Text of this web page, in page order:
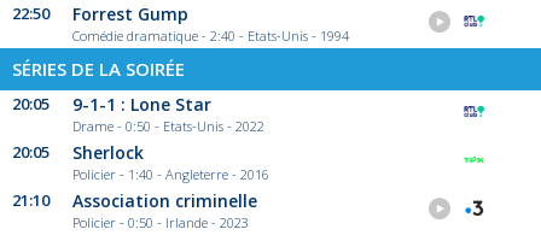
22:50 Forrest Gump
Comédie dramatique - 2:40 - Etats-Unis - 1994
SÉRIES DE LA SOIRÉE
20:05 9-1-1 : Lone Star
Drame - 0:50 - Etats-Unis - 2022
20:05 Sherlock
Policier - 1:40 - Angleterre - 2016
21:10 Association criminelle
Policier - 0:50 - Irlande - 2023